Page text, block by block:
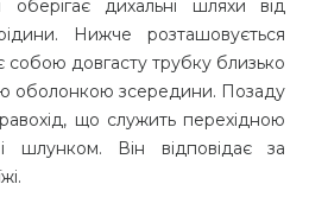
оберігає дихальні шляхи від
Нижче розташовується
собою довгасту трубку близько
оболонкою зсередини. Позаду
що служить перехідною
шлунком. Він відповідає за